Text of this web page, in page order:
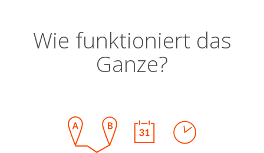
Wie funktioniert das
Ganze?